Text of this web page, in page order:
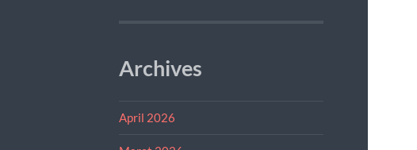
Archives
April 2026